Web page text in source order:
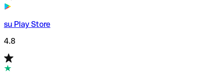
su Play Store
4.8